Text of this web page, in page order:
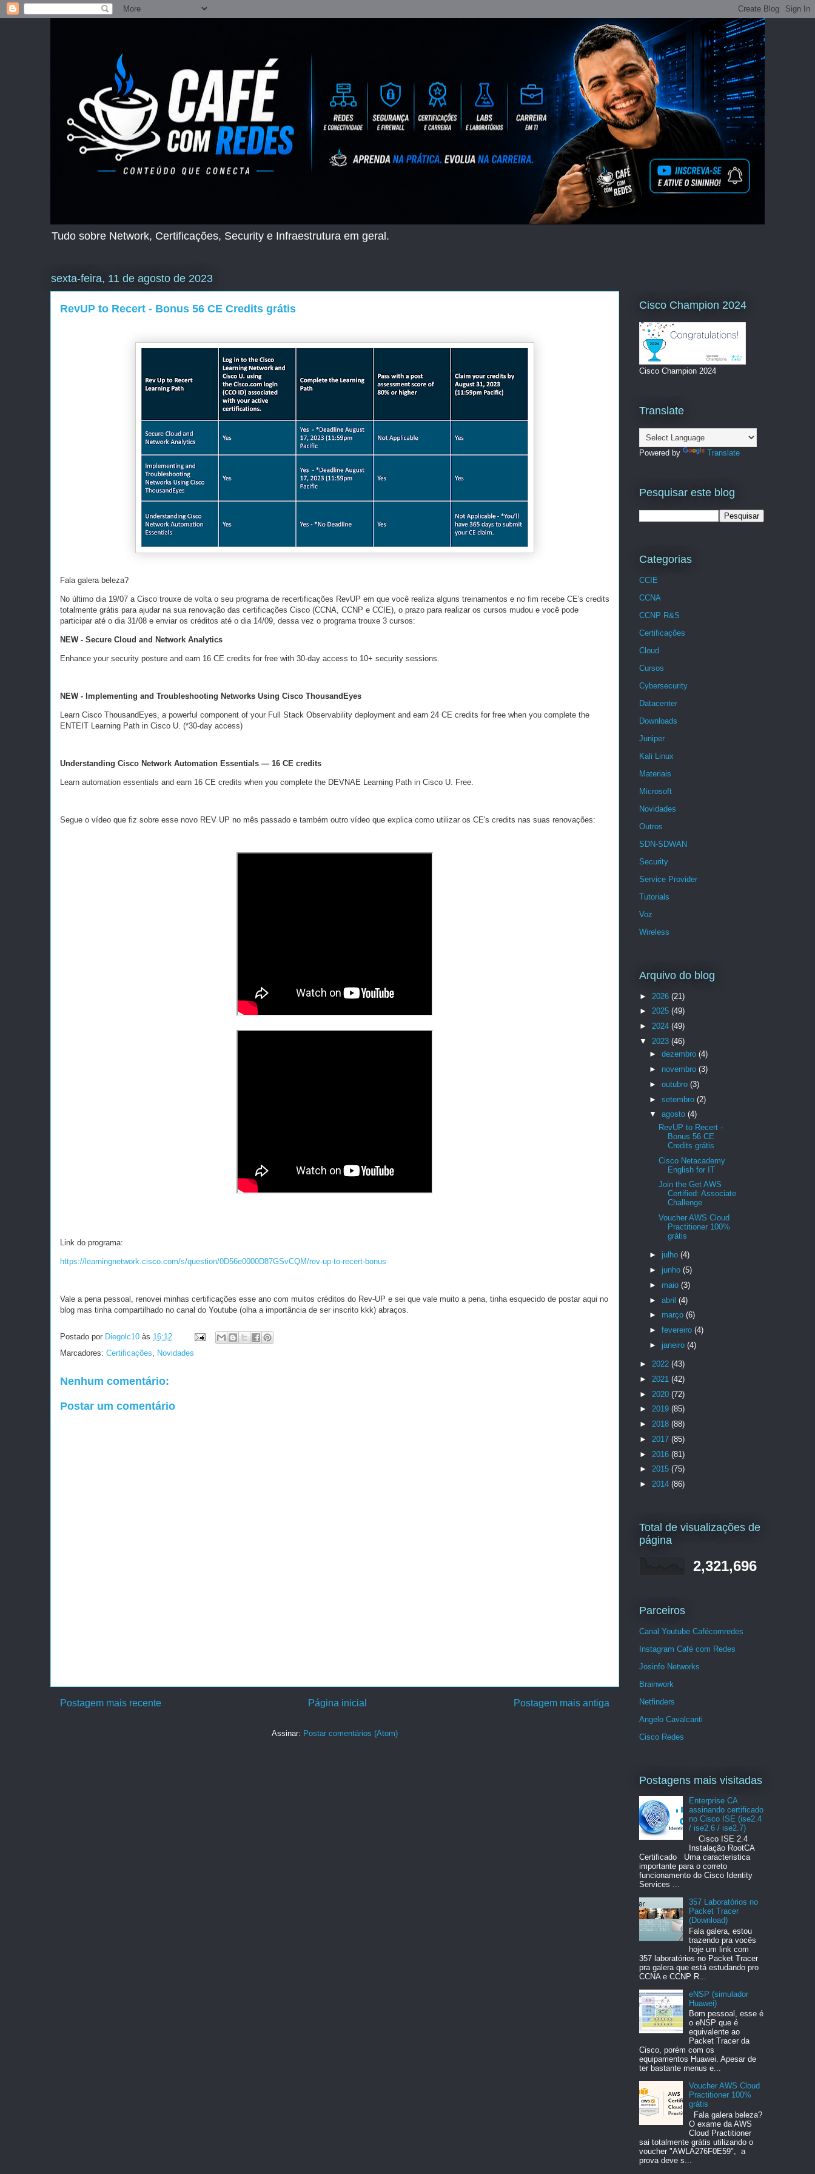
Tudo sobre Network, Certificações, Security e Infraestrutura em geral.
sexta-feira, 11 de agosto de 2023
RevUP to Recert - Bonus 56 CE Credits grátis
Fala galera beleza?
No último dia 19/07 a Cisco trouxe de volta o seu programa de recertificações RevUP em que você realiza alguns treinamentos e no fim recebe CE's credits
totalmente grátis para ajudar na sua renovação das certificações Cisco (CCNA, CCNP e CCIE), o prazo para realizar os cursos mudou e você pode
participar até o dia 31/08 e enviar os créditos até o dia 14/09, dessa vez o programa trouxe 3 cursos:
NEW - Secure Cloud and Network Analytics
Enhance your security posture and earn 16 CE credits for free with 30-day access to 10+ security sessions.
NEW - Implementing and Troubleshooting Networks Using Cisco ThousandEyes
Learn Cisco ThousandEyes, a powerful component of your Full Stack Observability deployment and earn 24 CE credits for free when you complete the
ENTEIT Learning Path in Cisco U. (*30-day access)
Understanding Cisco Network Automation Essentials — 16 CE credits
Learn automation essentials and earn 16 CE credits when you complete the DEVNAE Learning Path in Cisco U. Free.
Segue o vídeo que fiz sobre esse novo REV UP no mês passado e também outro vídeo que explica como utilizar os CE's credits nas suas renovações:
Link do programa:
https://learningnetwork.cisco.com/s/question/0D56e0000D87GSvCQM/rev-up-to-recert-bonus
Vale a pena pessoal, renovei minhas certificações esse ano com muitos créditos do Rev-UP e sei que vale muito a pena, tinha esquecido de postar aqui no
blog mas tinha compartilhado no canal do Youtube (olha a importância de ser inscrito kkk) abraços.
Postado por Diegolc10 às 16:12
Marcadores: Certificações, Novidades
Nenhum comentário:
Postar um comentário
Postagem mais recente Postagem mais antiga
Página inicial
Assinar: Postar comentários (Atom)
Cisco Champion 2024
Cisco Champion 2024
Translate
Powered by Translate
Pesquisar este blog
Categorias
CCIE
CCNA
CCNP R&S
Certificações
Cloud
Cursos
Cybersecurity
Datacenter
Downloads
Juniper
Kali Linux
Materiais
Microsoft
Novidades
Outros
SDN-SDWAN
Security
Service Provider
Tutorials
Voz
Wireless
Arquivo do blog
► 2026 (21)
► 2025 (49)
► 2024 (49)
▼ 2023 (46)
► dezembro (4)
► novembro (3)
► outubro (3)
► setembro (2)
▼ agosto (4)
RevUP to Recert -
Bonus 56 CE
Credits grátis
Cisco Netacademy
English for IT
Join the Get AWS
Certified: Associate
Challenge
Voucher AWS Cloud
Practitioner 100%
grátis
► julho (4)
► junho (5)
► maio (3)
► abril (4)
► março (6)
► fevereiro (4)
► janeiro (4)
► 2022 (43)
► 2021 (42)
► 2020 (72)
► 2019 (85)
► 2018 (88)
► 2017 (85)
► 2016 (81)
► 2015 (75)
► 2014 (86)
Total de visualizações de
página
2,321,696
Parceiros
Canal Youtube Cafécomredes
Instagram Café com Redes
Josinfo Networks
Brainwork
Netfinders
Angelo Cavalcanti
Cisco Redes
Postagens mais visitadas
Enterprise CA
assinando certificado
no Cisco ISE (ise2.4
/ ise2.6 / ise2.7)
Cisco ISE 2.4
Instalação RootCA
Certificado Uma caracteristica
importante para o correto
funcionamento do Cisco Identity
Services ...
357 Laboratórios no
Packet Tracer
(Download)
Fala galera, estou
trazendo pra vocês
hoje um link com
357 laboratórios no Packet Tracer
pra galera que está estudando pro
CCNA e CCNP R...
eNSP (simulador
Huawei)
Bom pessoal, esse é
o eNSP que é
equivalente ao
Packet Tracer da
Cisco, porém com os
equipamentos Huawei. Apesar de
ter bastante menus e...
Voucher AWS Cloud
Practitioner 100%
grátis
Fala galera beleza?
O exame da AWS
Cloud Practitioner
sai totalmente grátis utilizando o
voucher "AWLA276F0E59", a
prova deve s...